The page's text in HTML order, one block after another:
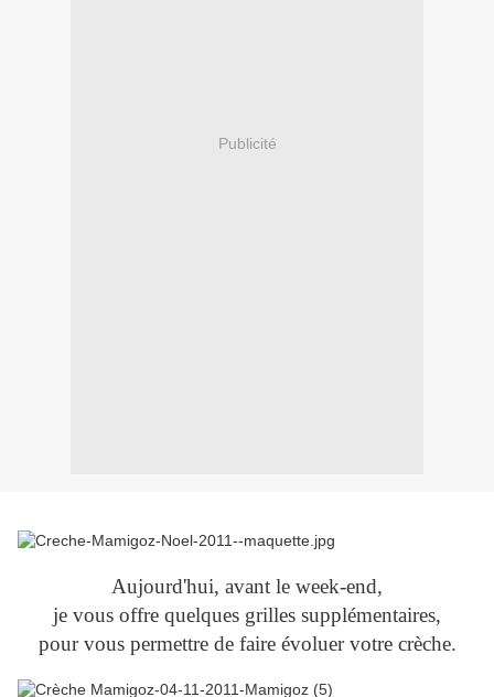
Publicité
Aujourd'hui, avant le week-end,
je vous offre quelques grilles supplémentaires,
pour vous permettre de faire évoluer votre crèche.